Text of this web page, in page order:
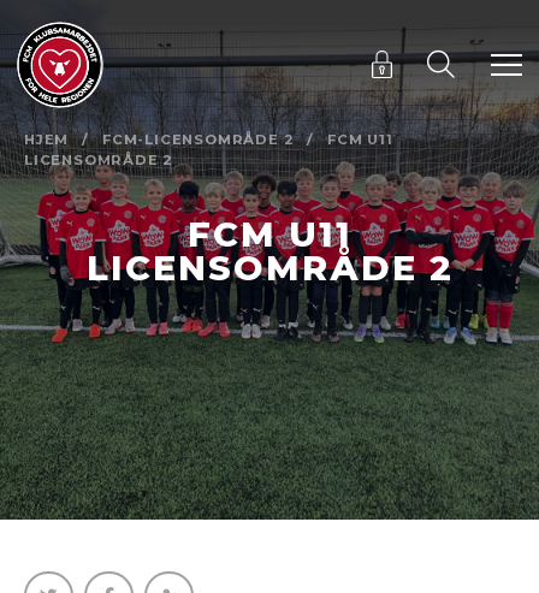
HJEM / FCM-LICENSOMRÅDE 2 /
FCM U11
LICENSOMRÅDE 2
FCM U11
LICENSOMRÅDE 2